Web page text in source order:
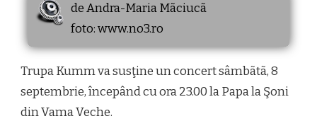
de Andra-Maria Mãciucã
foto: www.no3.ro
Trupa Kumm va susţine un concert sâmbãtã, 8
septembrie, începând cu ora 23.00 la Papa la Şoni
din Vama Veche.